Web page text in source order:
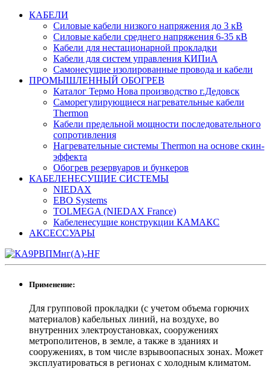
КАБЕЛИ
Силовые кабели низкого напряжения до 3 кВ
Силовые кабели среднего напряжения 6-35 кВ
Кабели для нестационарной прокладки
Кабели для систем управления КИПиА
Самонесущие изолированные провода и кабели
ПРОМЫШЛЕННЫЙ ОБОГРЕВ
Каталог Термо Нова производство г.Дедовск
Саморегулирующиеся нагревательные кабели
Thermon
Кабели предельной мощности последовательного
сопротивления
Нагревательные системы Thermon на основе скин-
эффекта
Обогрев резервуаров и бункеров
КАБЕЛЕНЕСУЩИЕ СИСТЕМЫ
NIEDAX
EBO Systems
TOLMEGA (NIEDAX France)
Кабеленесущие конструкции КАМАКС
АКСЕССУАРЫ
Применение:
Для групповой прокладки (с учетом объема горючих
материалов) кабельных линий, на воздухе, во
внутренних электроустановках, сооружениях
метрополитенов, в земле, а также в зданиях и
сооружениях, в том числе взрывоопасных зонах. Может
эксплуатироваться в регионах с холодным климатом.